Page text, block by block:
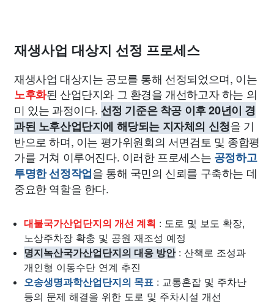
재생사업 대상지 선정 프로세스
재생사업 대상지는 공모를 통해 선정되었으며, 이는
노후화된 산업단지와 그 환경을 개선하고자 하는 의
미 있는 과정이다. 선정 기준은 착공 이후 20년이 경
과된 노후산업단지에 해당되는 지자체의 신청을 기
반으로 하며, 이는 평가위원회의 서면검토 및 종합평
가를 거쳐 이루어진다. 이러한 프로세스는 공정하고
투명한 선정작업을 통해 국민의 신뢰를 구축하는 데
중요한 역할을 한다.
대불국가산업단지의 개선 계획 : 도로 및 보도 확장,
노상주차장 확충 및 공원 재조성 예정
명지녹산국가산업단지의 대응 방안: 산책로 조성과
개인형 이동수단 연계 추진
오송생명과학산업단지의 목표 : 교통혼잡 및 주차난
등의 문제 해결을 위한 도로 및 주차시설 개선